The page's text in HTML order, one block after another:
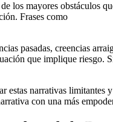
los mayores obstáculos
Frases como
pasadas, creencias
que implique riesgo.
estas narrativas limitantes
con una más